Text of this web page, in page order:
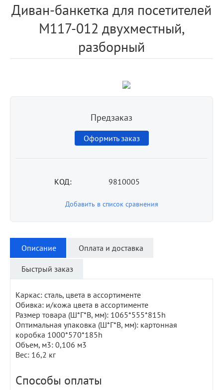
Диван-банкетка для посетителей
М117-012 двухместный,
разборный
Предзаказ
Оформить заказ
КОД: 9810005
Добавить в список сравнения
Описание Оплата и доставка
Быстрый заказ
Каркас: сталь, цвета в ассортименте
Обивка: и/кожа цвета в ассортименте
Размер товара (Ш*Г*В, мм): 1065*555*815h
Оптимальная упаковка (Ш*Г*В, мм): картонная
коробка 1000*570*185h
Объем, м3: 0,106 м3
Вес: 16,2 кг
Способы оплаты